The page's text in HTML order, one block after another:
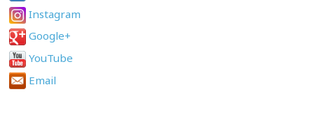
Instagram
Google+
YouTube
Email